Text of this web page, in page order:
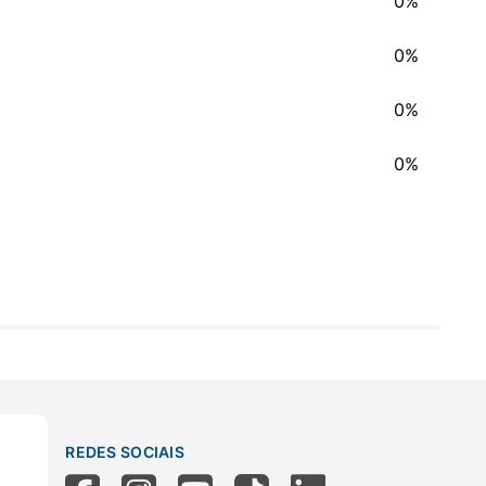
0%
0%
0%
REDES SOCIAIS